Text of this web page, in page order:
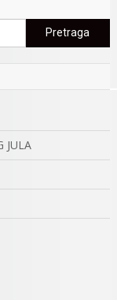
Pretraga:
JULA